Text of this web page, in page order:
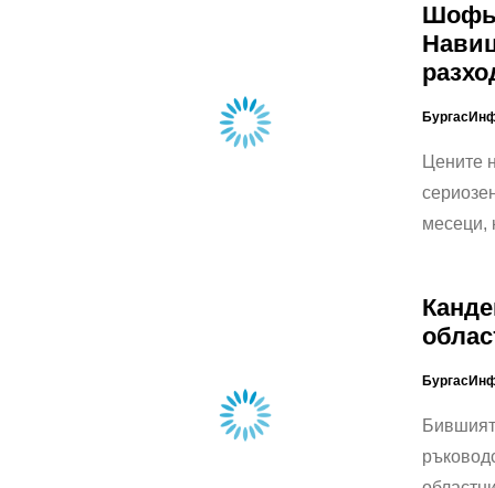
Цените
месеци,